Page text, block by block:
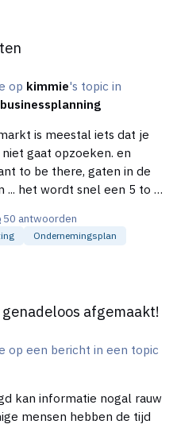
op kimmie's topic in
there, gaten in de
... het wordt snel een 5 to 9
je jezelf in ziet staan ,
50 antwoorden
Ondernemingsplan
afgemaakt!
op een bericht in een topic
kan informatie nogal rauw